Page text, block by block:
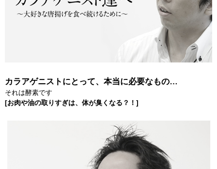
カラアゲニストにとって、本当に必要なもの…
それは酵素です
[お肉や油の取りすぎは、体が臭くなる？！]